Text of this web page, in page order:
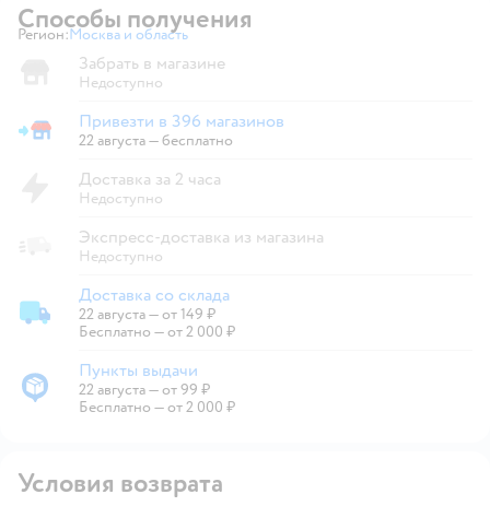
Способы получения
Регион: Выбор адреса доставки.
Москва и область
Забрать в магазине
Недоступно
Привезти в магазин
Привезти в 396 магазинов
22 августа—бесплатно
Доставка за 2 часа
Недоступно
Экспресс-доставка из магазина
Недоступно
Доставка со склада
Доставка со склада
22 августа—от 149 ₽
Бесплатно — от 2 000 ₽
Пункты выдачи
Пункты выдачи
22 августа—от 99 ₽
Бесплатно — от 2 000 ₽
Условия возврата